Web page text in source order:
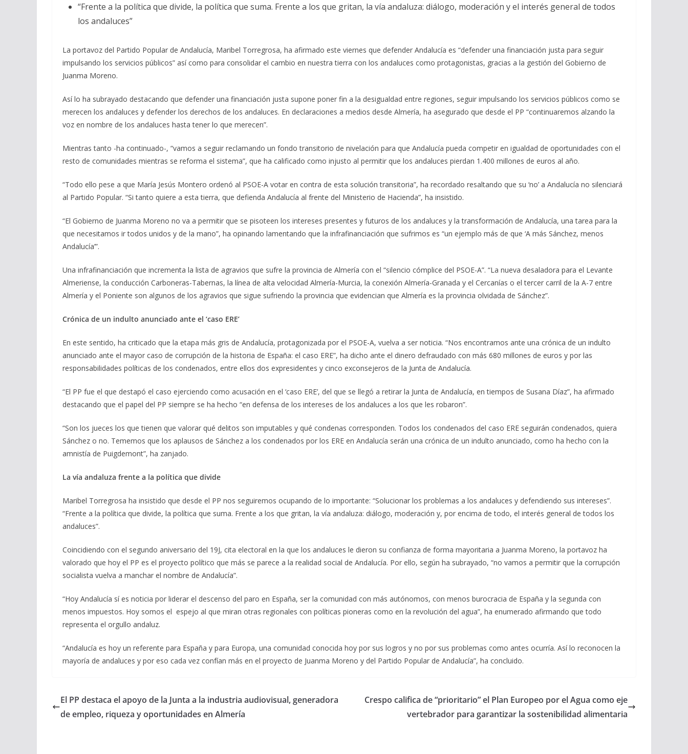
“Frente a la política que divide, la política que suma. Frente a los que gritan, la vía andaluza: diálogo, moderación y el interés general de todos
los andaluces”
La portavoz del Partido Popular de Andalucía, Maribel Torregrosa, ha afirmado este viernes que defender Andalucía es “defender una financiación justa para seguir
impulsando los servicios públicos” así como para consolidar el cambio en nuestra tierra con los andaluces como protagonistas, gracias a la gestión del Gobierno de
Juanma Moreno.
Así lo ha subrayado destacando que defender una financiación justa supone poner fin a la desigualdad entre regiones, seguir impulsando los servicios públicos como se
merecen los andaluces y defender los derechos de los andaluces. En declaraciones a medios desde Almería, ha asegurado que desde el PP “continuaremos alzando la
voz en nombre de los andaluces hasta tener lo que merecen”.
Mientras tanto -ha continuado-, “vamos a seguir reclamando un fondo transitorio de nivelación para que Andalucía pueda competir en igualdad de oportunidades con el
resto de comunidades mientras se reforma el sistema”, que ha calificado como injusto al permitir que los andaluces pierdan 1.400 millones de euros al año.
“Todo ello pese a que María Jesús Montero ordenó al PSOE-A votar en contra de esta solución transitoria”, ha recordado resaltando que su ‘no’ a Andalucía no silenciará
al Partido Popular. “Si tanto quiere a esta tierra, que defienda Andalucía al frente del Ministerio de Hacienda”, ha insistido.
“El Gobierno de Juanma Moreno no va a permitir que se pisoteen los intereses presentes y futuros de los andaluces y la transformación de Andalucía, una tarea para la
que necesitamos ir todos unidos y de la mano”, ha opinando lamentando que la infrafinanciación que sufrimos es “un ejemplo más de que ‘A más Sánchez, menos
Andalucía’”.
Una infrafinanciación que incrementa la lista de agravios que sufre la provincia de Almería con el “silencio cómplice del PSOE-A”. “La nueva desaladora para el Levante
Almeriense, la conducción Carboneras-Tabernas, la línea de alta velocidad Almería-Murcia, la conexión Almería-Granada y el Cercanías o el tercer carril de la A-7 entre
Almería y el Poniente son algunos de los agravios que sigue sufriendo la provincia que evidencian que Almería es la provincia olvidada de Sánchez”.
Crónica de un indulto anunciado ante el ‘caso ERE’
En este sentido, ha criticado que la etapa más gris de Andalucía, protagonizada por el PSOE-A, vuelva a ser noticia. “Nos encontramos ante una crónica de un indulto
anunciado ante el mayor caso de corrupción de la historia de España: el caso ERE”, ha dicho ante el dinero defraudado con más 680 millones de euros y por las
responsabilidades políticas de los condenados, entre ellos dos expresidentes y cinco exconsejeros de la Junta de Andalucía.
“El PP fue el que destapó el caso ejerciendo como acusación en el ‘caso ERE’, del que se llegó a retirar la Junta de Andalucía, en tiempos de Susana Díaz”, ha afirmado
destacando que el papel del PP siempre se ha hecho “en defensa de los intereses de los andaluces a los que les robaron”.
“Son los jueces los que tienen que valorar qué delitos son imputables y qué condenas corresponden. Todos los condenados del caso ERE seguirán condenados, quiera
Sánchez o no. Tememos que los aplausos de Sánchez a los condenados por los ERE en Andalucía serán una crónica de un indulto anunciado, como ha hecho con la
amnistía de Puigdemont”, ha zanjado.
La vía andaluza frente a la política que divide
Maribel Torregrosa ha insistido que desde el PP nos seguiremos ocupando de lo importante: “Solucionar los problemas a los andaluces y defendiendo sus intereses”.
“Frente a la política que divide, la política que suma. Frente a los que gritan, la vía andaluza: diálogo, moderación y, por encima de todo, el interés general de todos los
andaluces”.
Coincidiendo con el segundo aniversario del 19J, cita electoral en la que los andaluces le dieron su confianza de forma mayoritaria a Juanma Moreno, la portavoz ha
valorado que hoy el PP es el proyecto político que más se parece a la realidad social de Andalucía. Por ello, según ha subrayado, “no vamos a permitir que la corrupción
socialista vuelva a manchar el nombre de Andalucía”.
“Hoy Andalucía sí es noticia por liderar el descenso del paro en España, ser la comunidad con más autónomos, con menos burocracia de España y la segunda con
menos impuestos. Hoy somos el espejo al que miran otras regionales con políticas pioneras como en la revolución del agua”, ha enumerado afirmando que todo
representa el orgullo andaluz.
“Andalucía es hoy un referente para España y para Europa, una comunidad conocida hoy por sus logros y no por sus problemas como antes ocurría. Así lo reconocen la
mayoría de andaluces y por eso cada vez confían más en el proyecto de Juanma Moreno y del Partido Popular de Andalucía”, ha concluido.
El PP destaca el apoyo de la Junta a la industria audiovisual, generadora
de empleo, riqueza y oportunidades en Almería
Crespo califica de “prioritario” el Plan Europeo por el Agua como eje
vertebrador para garantizar la sostenibilidad alimentaria